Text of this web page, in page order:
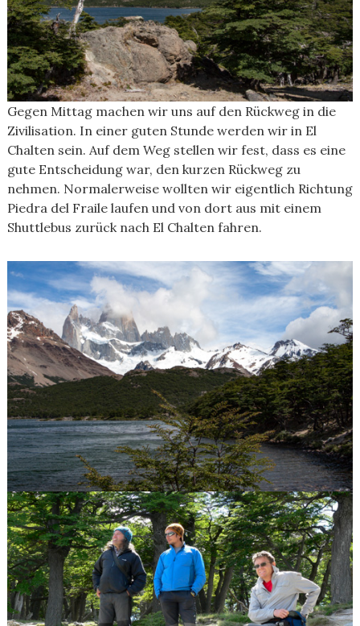
Gegen Mittag machen wir uns auf den Rückweg in die
Zivilisation. In einer guten Stunde werden wir in El
Chalten sein. Auf dem Weg stellen wir fest, dass es eine
gute Entscheidung war, den kurzen Rückweg zu
nehmen. Normalerweise wollten wir eigentlich Richtung
Piedra del Fraile laufen und von dort aus mit einem
Shuttlebus zurück nach El Chalten fahren.